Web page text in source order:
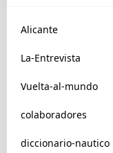
Alicante
La-Entrevista
Vuelta-al-mundo
colaboradores
diccionario-nautico